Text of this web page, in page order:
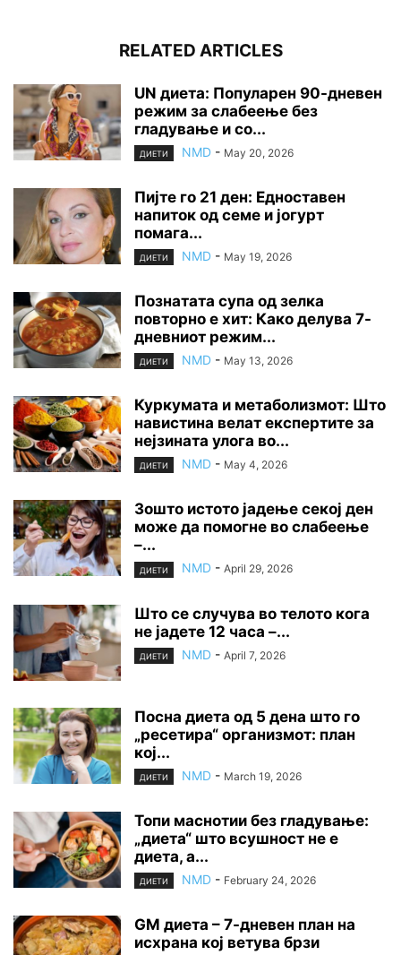
RELATED ARTICLES
UN диета: Популарен 90-дневен
режим за слабеење без
гладување и со...
ДИЕТИ NMD - May 20, 2026
Пијте го 21 ден: Едноставен
напиток од семе и јогурт
помага...
ДИЕТИ NMD - May 19, 2026
Познатата супа од зелка
повторно е хит: Како делува 7-
дневниот режим...
ДИЕТИ NMD - May 13, 2026
Куркумата и метаболизмот: Што
навистина велат експертите за
нејзината улога во...
ДИЕТИ NMD - May 4, 2026
Зошто истото јадење секој ден
може да помогне во слабеење
–...
ДИЕТИ NMD - April 29, 2026
Што се случува во телото кога
не јадете 12 часа –...
ДИЕТИ NMD - April 7, 2026
Посна диета од 5 дена што го
„ресетира“ организмот: план
кој...
ДИЕТИ NMD - March 19, 2026
Топи маснотии без гладување:
„диета“ што всушност не е
диета, а...
ДИЕТИ NMD - February 24, 2026
GM диета – 7-дневен план на
исхрана кој ветува брзи